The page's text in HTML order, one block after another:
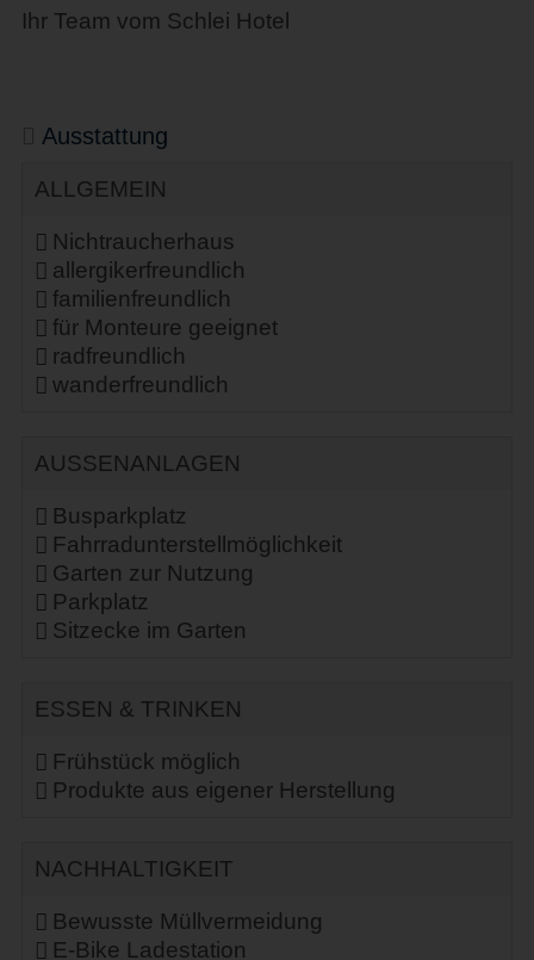
Ihr Team vom Schlei Hotel
Ausstattung
ALLGEMEIN
Nichtraucherhaus
allergikerfreundlich
familienfreundlich
für Monteure geeignet
radfreundlich
wanderfreundlich
AUSSENANLAGEN
Busparkplatz
Fahrradunterstellmöglichkeit
Garten zur Nutzung
Parkplatz
Sitzecke im Garten
ESSEN & TRINKEN
Frühstück möglich
Produkte aus eigener Herstellung
NACHHALTIGKEIT
Bewusste Müllvermeidung
E-Bike Ladestation